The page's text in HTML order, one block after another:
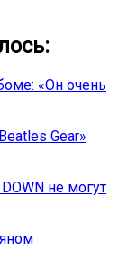
«Он очень
Gear»
не могут